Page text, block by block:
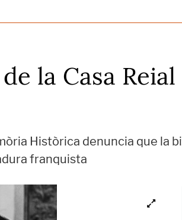
la Casa
Històrica denuncia que la
franquista